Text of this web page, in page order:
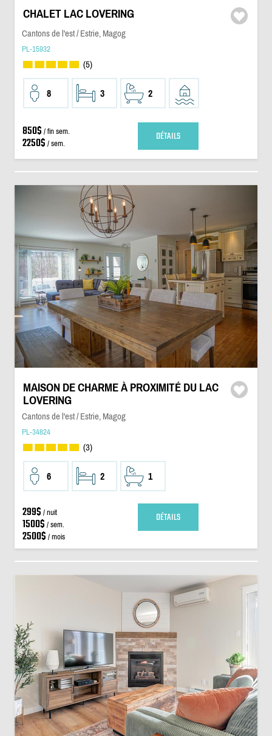
CHALET LAC LOVERING
Cantons de l'est / Estrie, Magog
PL-15932
(5)
8 3 2
850$ / fin sem.
2250$ / sem. DÉTAILS
MAISON DE CHARME À PROXIMITÉ DU LAC
LOVERING
Cantons de l'est / Estrie, Magog
PL-34824
(3)
6 2 1
299$ / nuit
1500$ / sem.
2500$ / mois
DÉTAILS